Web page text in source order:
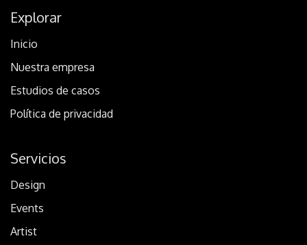
Explorar
Inicio
Nuestra empresa
Estudios de casos
Política de privacidad
Servicios
Design
Events
Artist